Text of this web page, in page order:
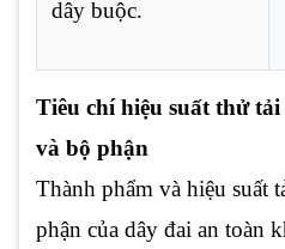
dây buộc.
Tiêu chí hiệu suất thử
và bộ phận
Thành phẩm và hiệu suất
phận của dây đai an toàn